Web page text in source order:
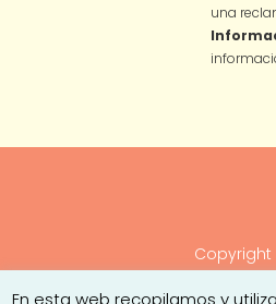
una
Copyright
En esta web recopilamos y